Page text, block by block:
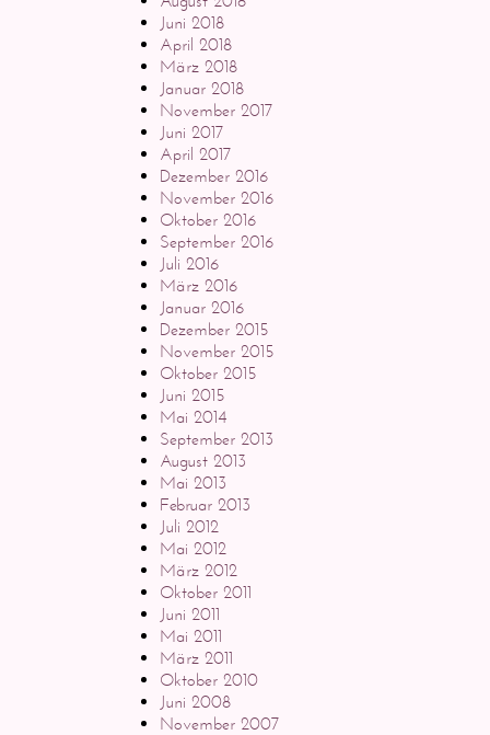
Juni 2018
April 2018
März 2018
Januar 2018
November 2017
Juni 2017
April 2017
Dezember 2016
November 2016
Oktober 2016
September 2016
Juli 2016
März 2016
Januar 2016
Dezember 2015
November 2015
Oktober 2015
Juni 2015
Mai 2014
September 2013
August 2013
Mai 2013
Februar 2013
Juli 2012
Mai 2012
März 2012
Oktober 2011
Juni 2011
Mai 2011
März 2011
Oktober 2010
Juni 2008
November 2007